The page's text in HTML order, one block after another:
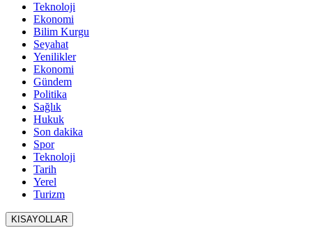
Teknoloji
Ekonomi
Bilim Kurgu
Seyahat
Yenilikler
Ekonomi
Gündem
Politika
Sağlık
Hukuk
Son dakika
Spor
Teknoloji
Tarih
Yerel
Turizm
KISAYOLLAR